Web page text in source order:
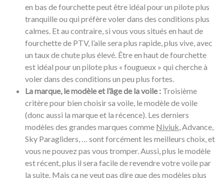
en bas de fourchette peut être idéal pour un pilote plus
tranquille ou qui préfère voler dans des conditions plus
calmes. Et au contraire, si vous vous situés en haut de
fourchette de PTV, l’aile sera plus rapide, plus vive, avec
un taux de chute plus élevé. Être en haut de fourchette
est idéal pour un pilote plus « fougueux » qui cherche à
voler dans des conditions un peu plus fortes.
La marque, le modèle et l’âge de la voile : Troisième
critère pour bien choisir sa voile, le modèle de voile
(donc aussi la marque et la récence). Les derniers
modèles des grandes marques comme Niviuk, Advance,
Sky Paragliders, … sont forcément les meilleurs choix, et
vous ne pouvez pas vous tromper. Aussi, plus le modèle
est récent, plus il sera facile de revendre votre voile par
la suite. Mais ça ne veut pas dire que des modèles plus